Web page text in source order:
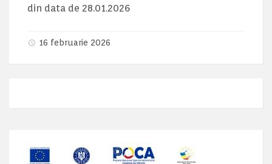
din data de 28.01.2026
16 februarie 2026